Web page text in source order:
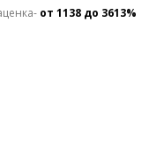
от 1138 до 3613%